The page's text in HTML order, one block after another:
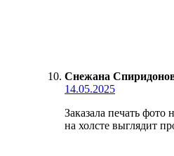
Снежана
14.05.2025
Заказала печать фото
на холсте выглядит